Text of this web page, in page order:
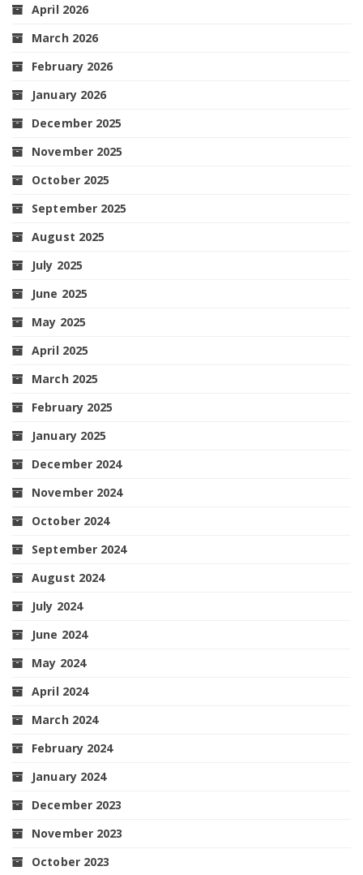
April 2026
March 2026
February 2026
January 2026
December 2025
November 2025
October 2025
September 2025
August 2025
July 2025
June 2025
May 2025
April 2025
March 2025
February 2025
January 2025
December 2024
November 2024
October 2024
September 2024
August 2024
July 2024
June 2024
May 2024
April 2024
March 2024
February 2024
January 2024
December 2023
November 2023
October 2023